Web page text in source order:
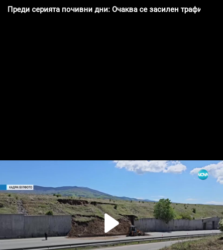
Преди серията почивни дни: Очаква се засилен трафик